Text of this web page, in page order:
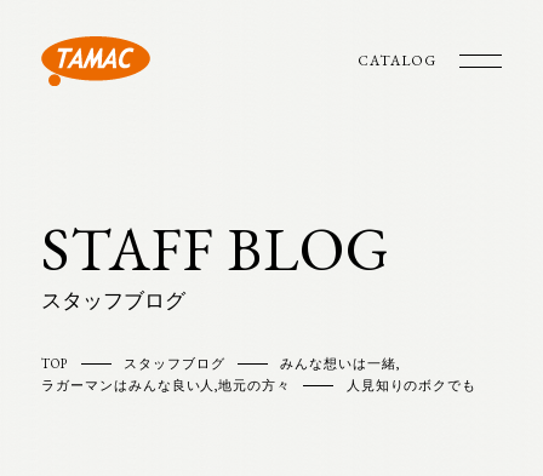
CATALOG
STAFF BLOG
スタッフブログ
TOP スタッフブログ みんな想いは一緒,
ラガーマンはみんな良い人,地元の方々 人見知りのボクでも